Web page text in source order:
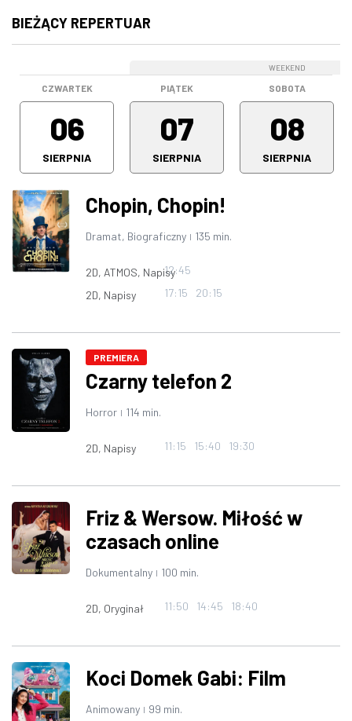
BIEŻĄCY REPERTUAR
CZWARTEK
06
SIERPNIA
PIĄTEK
07
SIERPNIA
WEEKEND
SOBOTA
08
SIERPNIA
Chopin, Chopin!
Dramat, Biograficzny | 135 min.
2D, ATMOS, Napisy12:45
2D, Napisy
17:15 20:15
PREMIERA
Czarny telefon 2
Horror | 114 min.
2D, Napisy 11:15 15:40 19:30
Friz & Wersow. Miłość w
czasach online
Dokumentalny | 100 min.
2D, Oryginał 11:50 14:45 18:40
Koci Domek Gabi: Film
Animowany | 99 min.